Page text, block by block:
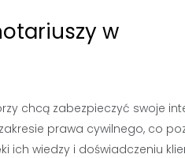
w
chcą zabezpieczyć swoje
prawa cywilnego, co
ich wiedzy i doświadczeniu